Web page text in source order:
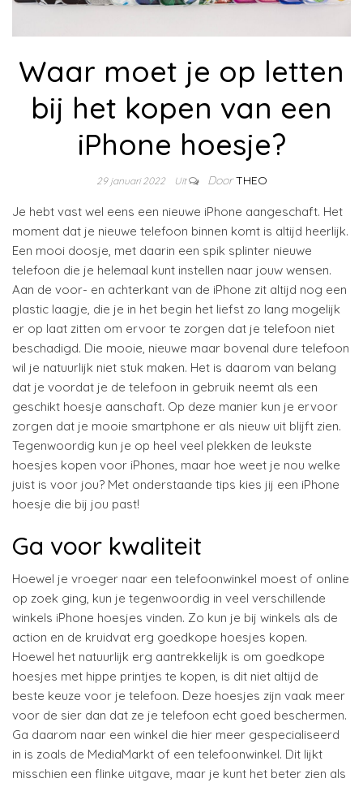
Waar moet je op letten
bij het kopen van een
iPhone hoesje?
29 januari 2022 Uit Door THEO
Je hebt vast wel eens een nieuwe iPhone aangeschaft. Het
moment dat je nieuwe telefoon binnen komt is altijd heerlijk.
Een mooi doosje, met daarin een spik splinter nieuwe
telefoon die je helemaal kunt instellen naar jouw wensen.
Aan de voor- en achterkant van de iPhone zit altijd nog een
plastic laagje, die je in het begin het liefst zo lang mogelijk
er op laat zitten om ervoor te zorgen dat je telefoon niet
beschadigd. Die mooie, nieuwe maar bovenal dure telefoon
wil je natuurlijk niet stuk maken. Het is daarom van belang
dat je voordat je de telefoon in gebruik neemt als een
geschikt hoesje aanschaft. Op deze manier kun je ervoor
zorgen dat je mooie smartphone er als nieuw uit blijft zien.
Tegenwoordig kun je op heel veel plekken de leukste
hoesjes kopen voor iPhones, maar hoe weet je nou welke
juist is voor jou? Met onderstaande tips kies jij een iPhone
hoesje die bij jou past!
Ga voor kwaliteit
Hoewel je vroeger naar een telefoonwinkel moest of online
op zoek ging, kun je tegenwoordig in veel verschillende
winkels iPhone hoesjes vinden. Zo kun je bij winkels als de
action en de kruidvat erg goedkope hoesjes kopen.
Hoewel het natuurlijk erg aantrekkelijk is om goedkope
hoesjes met hippe printjes te kopen, is dit niet altijd de
beste keuze voor je telefoon. Deze hoesjes zijn vaak meer
voor de sier dan dat ze je telefoon echt goed beschermen.
Ga daarom naar een winkel die hier meer gespecialiseerd
in is zoals de MediaMarkt of een telefoonwinkel. Dit lijkt
misschien een flinke uitgave, maar je kunt het beter zien als